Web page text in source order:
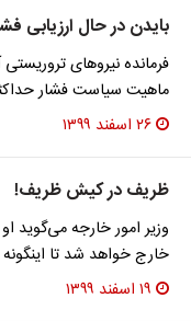
بایدن در حال ارزیابی
فرمانده نیرو‌های
ماهیت سیاست فشار
۲۶ اسفند ۱۳۹۹
ظریف در کیش ظریف!
وزیر امور خارجه می‌گوید
خارج خواهد شد تا
۱۹ اسفند ۱۳۹۹